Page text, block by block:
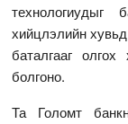
технологиудыг
хийцлэлийн
баталгааг
болгоно.
Та Голомт